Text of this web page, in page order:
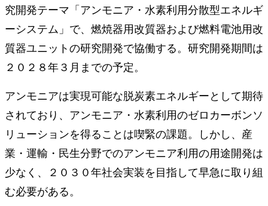
究開発テーマ「アンモニア・水素利用分散型エネルギ
ーシステム」で、燃焼器用改質器および燃料電池用改
質器ユニットの研究開発で協働する。研究開発期間は
２０２８年３月までの予定。
アンモニアは実現可能な脱炭素エネルギーとして期待
されており、アンモニア・水素利用のゼロカーボンソ
リューションを得ることは喫緊の課題。しかし、産
業・運輸・民生分野でのアンモニア利用の用途開発は
少なく、２０３０年社会実装を目指して早急に取り組
む必要がある。